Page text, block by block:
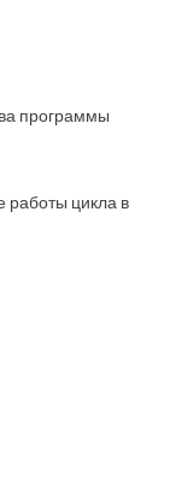
программы
работы цикла в